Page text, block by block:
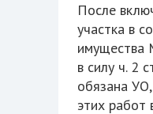
После
участка в
имущества
в силу ч. 2
обязана
этих работ